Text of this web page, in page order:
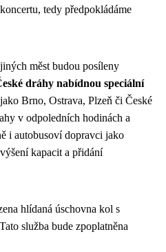
tedy předpokládáme
měst budou posíleny
dráhy nabídnou speciální
Brno, Ostrava, Plzeň či České
v odpoledních hodinách a
i autobusoví dopravci jako
kapacit a přidání
hlídaná úschovna kol s
služba bude zpoplatněna